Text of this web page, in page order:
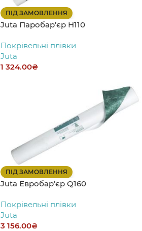
ПІД ЗАМОВЛЕННЯ
Juta Паробар’єр Н110
Покрівельні плівки
Juta
1 324.00₴
ПІД ЗАМОВЛЕННЯ
Juta Евробар’єр Q160
Покрівельні плівки
Juta
3 156.00₴